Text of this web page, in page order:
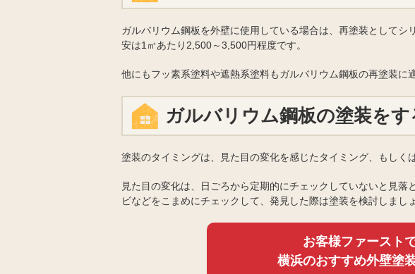
ガルバリウム鋼板を外壁に使用している場合は、再塗装としてシ
安は1㎡あたり2,500～3,500円程度です。
他にもフッ素系塗料や遮熱系塗料もガルバリウム鋼板の再塗装に
ガルバリウム鋼板の塗装を
塗装のタイミングは、見た目の変化を感じたタイミング、もしく
見た目の変化は、日ごろから定期的にチェックしていないと見
ビなどをこまめにチェックして、発見した際は塗装を検討しましょ
お客様ファースト
横浜のおすすめ外壁塗